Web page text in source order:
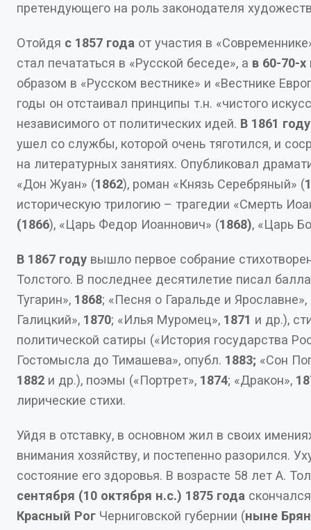
претендующего на роль законодателя
Отойдя с 1857 года от участия в
стал печататься в «Русской беседе», а в 60-70-х
образом в «Русском вестнике» и «Вестнике
годы он отстаивал принципы т.н. «чистого искусства»,
независимого от политических идей.
В 1861 году
ушел со службы, которой очень тяготился, и сосредоточился
на литературных занятиях. Опубликовал
«Дон Жуан» (1862), роман «Князь Серебряный» (
историческую трилогию – трагедии «Смерть
(1866
), «Царь Федор Иоаннович» (1868), «Царь
В 1867 году вышло первое собрание стихотворений Алексея
Толстого. В последнее десятилетие писал баллады («Змей
Тугарин», 1868; «Песня о Гаральде и Ярославне»,
Галицкий», 1870; «Илья Муромец», 1871 и др.),
политической сатиры («История государства Российского от
Гостомысла до Тимашева», опубл. 1883; «Сон
1882 и др.), поэмы («Портрет», 1874 ; «Дракон»,
лирические стихи.
Уйдя в отставку, в основном жил в своих
внимания хозяйству, и постепенно разорился. Ухудшилось
состояние его здоровья. В возрасте 58
сентября (10 октября н.с.) 1875 года
Красный Рог Черниговской губернии (ныне Брянская